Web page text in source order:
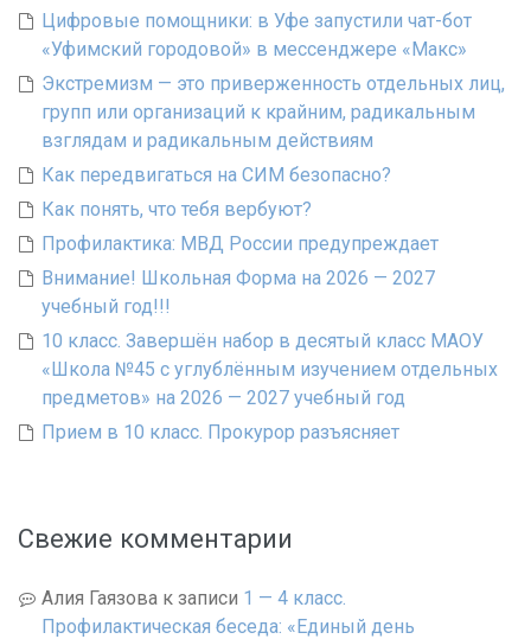
Цифровые помощники: в Уфе запустили чат-бот
«Уфимский городовой» в мессенджере «Макс»
Экстремизм — это приверженность отдельных лиц,
групп или организаций к крайним, радикальным
взглядам и радикальным действиям
Как передвигаться на СИМ безопасно?
Как понять, что тебя вербуют?
Профилактика: МВД России предупреждает
Внимание! Школьная Форма на 2026 — 2027
учебный год!!!
10 класс. Завершён набор в десятый класс МАОУ
«Школа №45 с углублённым изучением отдельных
предметов» на 2026 — 2027 учебный год
Прием в 10 класс. Прокурор разъясняет
Свежие комментарии
Алия Гаязова к записи 1 — 4 класс.
Профилактическая беседа: «Единый день